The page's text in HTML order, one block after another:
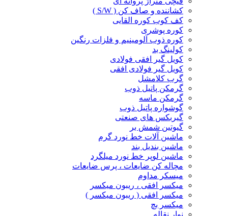
کشاننده و صاف کن ( S/W )
کف کوب کوره القا‌یی
کوره پوشری
کوره ذوب آلومینیم و فلزات رنگین
کولینگ بد
کویل گیر افقی فولادی
کویل گیر فولادی افقی
گرب کلامشل
گرمکن پاتیل ذوب
گرمکن ماسه
گوشواره پاتیل ذوب
گیربکس های صنعتی
گیوتین شمش بر
ماشین آلات خط نورد گرم
ماشین بندیل بند
ماشین لوپر خط نورد میلگرد
مچاله کن ضایعات ، پرس ضایعات
میسکر مداوم
میکسر افقی ، ریبون میکسر
میکسر افقی ( ریبون میکسر )
میکسر بچ
نوار نقاله